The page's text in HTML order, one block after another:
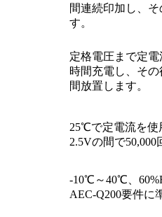
間連続印加し、
す。
定格電圧まで定
時間充電し、そ
間放置します。
25℃で定電流を使
2.5Vの間で
-10℃～40℃、
AEC-Q200要件に